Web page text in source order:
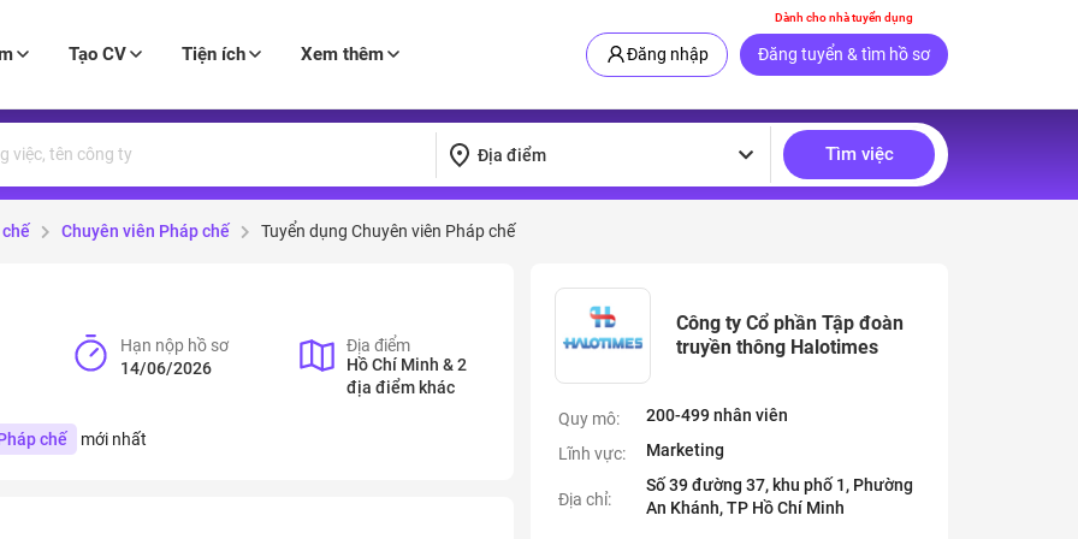
Dành cho nhà tuyển dụng
Tạo CV Tiện ích Xem thêm Đăng nhập Đăng tuyển & tìm hồ sơ
Địa điểm Tìm việc
chế Chuyên viên Pháp chế Tuyển dụng Chuyên viên Pháp chế
Hạn nộp hồ sơ
14/06/2026
Địa điểm
Hồ Chí Minh & 2
địa điểm khác
chế mới nhất
Công ty Cổ phần Tập đoàn
truyền thông Halotimes
Quy mô:
200-499 nhân viên
Lĩnh vực:
Marketing
Địa chỉ:
Số 39 đường 37, khu phố 1, Phường
An Khánh, TP Hồ Chí Minh